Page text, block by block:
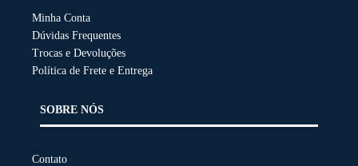
As
opções
podem
ser
do
Minha Conta
Dúvidas Frequentes
Trocas e Devoluções
Política de Frete e Entrega
SOBRE NÓS
Contato